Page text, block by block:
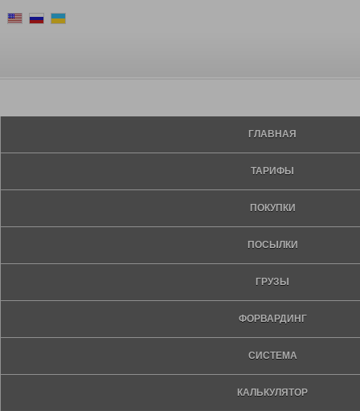
ГЛАВНАЯ
ТАРИФЫ
ПОКУПКИ
ПОСЫЛКИ
ГРУЗЫ
ФОРВАРДИНГ
СИСТЕМА
КАЛЬКУЛЯТОР